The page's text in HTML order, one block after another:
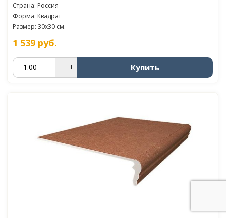
Страна: Россия
Форма: Квадрат
Размер: 30x30 см.
1 539 руб.
– + Купить